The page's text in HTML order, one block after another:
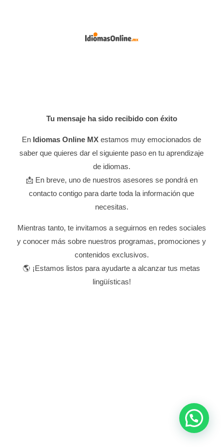
Tu mensaje ha sido recibido con éxito
En Idiomas Online MX estamos muy emocionados de
saber que quieres dar el siguiente paso en tu aprendizaje
de idiomas.
📩 En breve, uno de nuestros asesores se pondrá en
contacto contigo para darte toda la información que
necesitas.
Mientras tanto, te invitamos a seguirnos en redes sociales
y conocer más sobre nuestros programas, promociones y
contenidos exclusivos.
🌎 ¡Estamos listos para ayudarte a alcanzar tus metas
lingüísticas!